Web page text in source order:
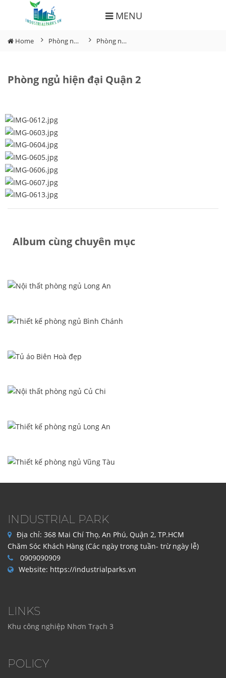
MENU
Home Phòng ngủ Phòng ngủ hiện đại Quận 2
Phòng ngủ hiện đại Quận 2
Album cùng chuyên mục
INDUSTRIAL PARK
Địa chỉ: 368 Mai Chí Thọ, An Phú, Quận 2, TP.HCM
Chăm Sóc Khách Hàng (Các ngày trong tuần- trừ ngày lễ)
0909090909
Website: https://industrialparks.vn
LINKS
Khu công nghiệp Nhơn Trạch 3
POLICY